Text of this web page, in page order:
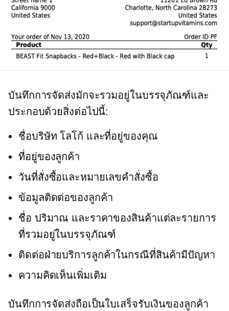
บันทึกการจัดส่งมักจะรวมอยู่ในบรรจุภัณฑ์และ
ประกอบด้วยสิ่งต่อไปนี้:
ชื่อบริษัท โลโก้ และที่อยู่ของคุณ
ที่อยู่ของลูกค้า
วันที่สั่งซื้อและหมายเลขคำสั่งซื้อ
ข้อมูลติดต่อของลูกค้า
ชื่อ ปริมาณ และราคาของสินค้าแต่ละรายการ
ที่รวมอยู่ในบรรจุภัณฑ์
ติดต่อฝ่ายบริการลูกค้าในกรณีที่สินค้ามีปัญหา
ความคิดเห็นเพิ่มเติม
บันทึกการจัดส่งถือเป็นใบเสร็จรับเงินของลูกค้า